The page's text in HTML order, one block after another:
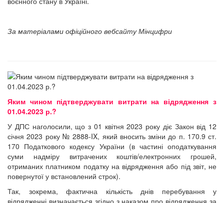
За матеріалами офіційного вебсайту Мінцифри
Яким чином підтверджувати витрати на відрядження з
01.04.2023 р.?
У ДПС наголосили, що з 01 квітня 2023 року діє Закон від 12
січня 2023 року № 2888-IX, який вносить зміни до п. 170.9 ст.
170 Податкового кодексу України (в частині оподаткування
суми надміру витрачених коштів/електронних грошей,
отриманих платником податку на відрядження або під звіт, не
повернутої у встановлений строк).
Так, зокрема, фактична кількість днів перебування у
відрядженні визначається згідно з наказом про відрядження за